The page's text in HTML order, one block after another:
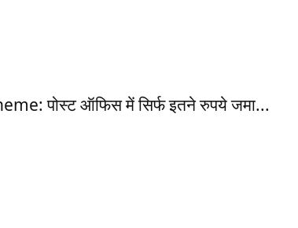
पोस्ट ऑफिस में सिर्फ इतने रुपये जमा...